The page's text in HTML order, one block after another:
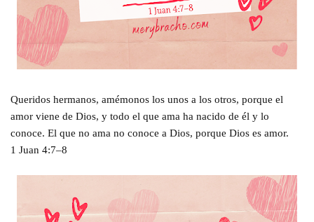
Queridos hermanos, amémonos los unos a los otros, porque el
amor viene de Dios, y todo el que ama ha nacido de él y lo
conoce. El que no ama no conoce a Dios, porque Dios es amor.
1 Juan 4:7–8